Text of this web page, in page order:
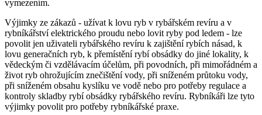
vymezením.
Výjimky ze zákazů - užívat k lovu ryb v rybářském revíru a v
rybníkářství elektrického proudu nebo lovit ryby pod ledem - lze
povolit jen uživateli rybářského revíru k zajištění rybích násad, k
lovu generačních ryb, k přemístění rybí obsádky do jiné lokality, k
vědeckým či vzdělávacím účelům, při povodních, při mimořádném a
život ryb ohrožujícím znečištění vody, při sníženém průtoku vody,
při sníženém obsahu kyslíku ve vodě nebo pro potřeby regulace a
kontroly skladby rybí obsádky rybářského revíru. Rybníkáři lze tyto
výjimky povolit pro potřeby rybníkářské praxe.